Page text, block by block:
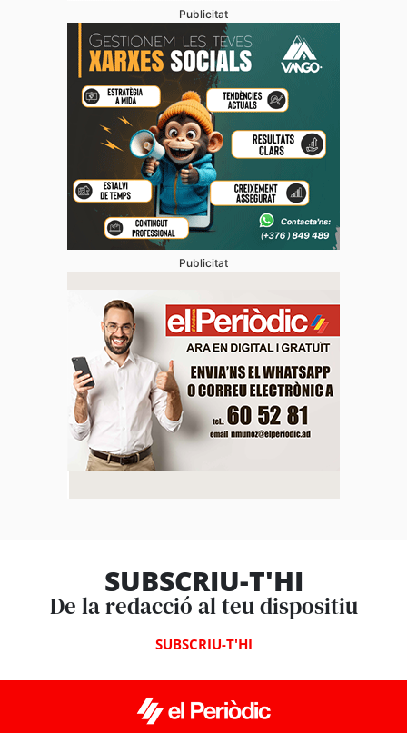
Publicitat
Publicitat
SUBSCRIU-T'HI
De la redacció al teu dispositiu
SUBSCRIU-T'HI